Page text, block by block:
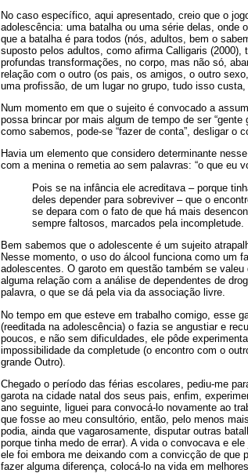
No caso específico, aqui apresentado, creio que o
adolescência: uma batalha ou uma série delas,
que a batalha é para todos (nós, adultos, bem o
suposto pelos adultos, como afirma Calligaris
profundas transformações, no corpo, mas não só,
relação com o outro (os pais, os amigos, o outro
uma profissão, de um lugar no grupo, tudo isso
Num momento em que o sujeito é convocado a
possa brincar por mais algum de tempo de ser
como sabemos, pode-se “fazer de conta”, desligar o
Havia um elemento que considero determinante
com a menina o remetia ao sem palavras: “o que eu
Pois se na infância ele acreditava – porque
deles depender para sobreviver – que o
se depara com o fato de que há mais
sempre faltosos, marcados pela incompletude.
Bem sabemos que o adolescente é um sujeito
Nesse momento, o uso do álcool funciona como um
adolescentes. O garoto em questão também se
alguma relação com a análise de dependentes de
palavra, o que se dá pela via da associação livre.
No tempo em que esteve em trabalho comigo, esse
(reeditada na adolescência) o fazia se angustiar e
poucos, e não sem dificuldades, ele pôde
impossibilidade da completude (o encontro com o
grande Outro).
Chegado o período das férias escolares, pediu-me
garota na cidade natal dos seus pais, enfim,
ano seguinte, liguei para convocá-lo novamente ao
que fosse ao meu consultório, então, pelo menos
podia, ainda que vagarosamente, disputar outras
porque tinha medo de errar). A vida o convocava e
ele foi embora me deixando com a convicção de que
fazer alguma diferença, colocá-lo na vida em